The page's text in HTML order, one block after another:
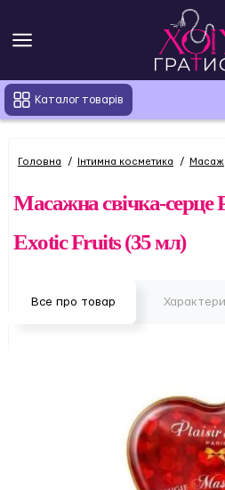
Каталог товарів
Головна Інтимна косметика Масаж
Масажна свічка-серце
Exotic Fruits (35 мл)
Все про товар